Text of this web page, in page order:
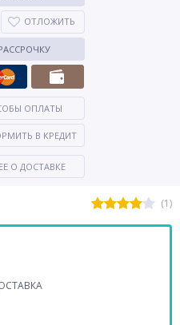
(1)
ОТЛОЖИТЬ
ОПЛАТЫ
В КРЕДИТ
О ДОСТАВКЕ